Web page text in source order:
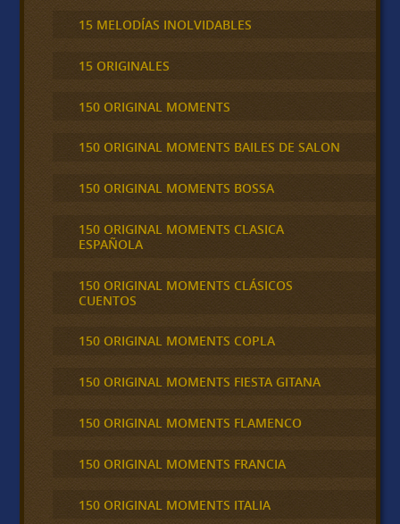
15 MELODÍAS INOLVIDABLES
15 ORIGINALES
150 ORIGINAL MOMENTS
150 ORIGINAL MOMENTS BAILES DE SALON
150 ORIGINAL MOMENTS BOSSA
150 ORIGINAL MOMENTS CLASICA
ESPAÑOLA
150 ORIGINAL MOMENTS CLÁSICOS
CUENTOS
150 ORIGINAL MOMENTS COPLA
150 ORIGINAL MOMENTS FIESTA GITANA
150 ORIGINAL MOMENTS FLAMENCO
150 ORIGINAL MOMENTS FRANCIA
150 ORIGINAL MOMENTS ITALIA